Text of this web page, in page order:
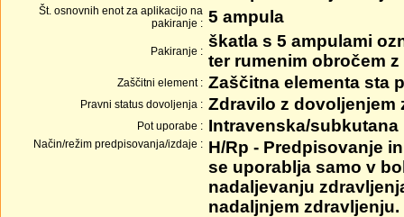
Št. osnovnih enot za aplikacijo na
pakiranje : 5 ampula
Pakiranje :
škatla s 5 ampulami
ter rumenim obročem
Zaščitni element : Zaščitna elementa sta
Pravni status dovoljenja : Zdravilo z dovoljenjem
Pot uporabe : Intravenska/subkutana
Način/režim predpisovanja/izdaje : H/Rp - Predpisovanje
se uporablja samo v
nadaljevanju
nadaljnjem zdravljenju.